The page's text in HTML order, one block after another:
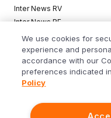
Inter News RV
Inter News RF
Top Funds
Baixe o app
We use cookies for
experience and
accordance with our
preferences indicated
Policy